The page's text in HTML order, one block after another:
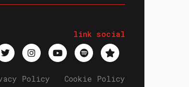
link social
Policy Cookie Policy